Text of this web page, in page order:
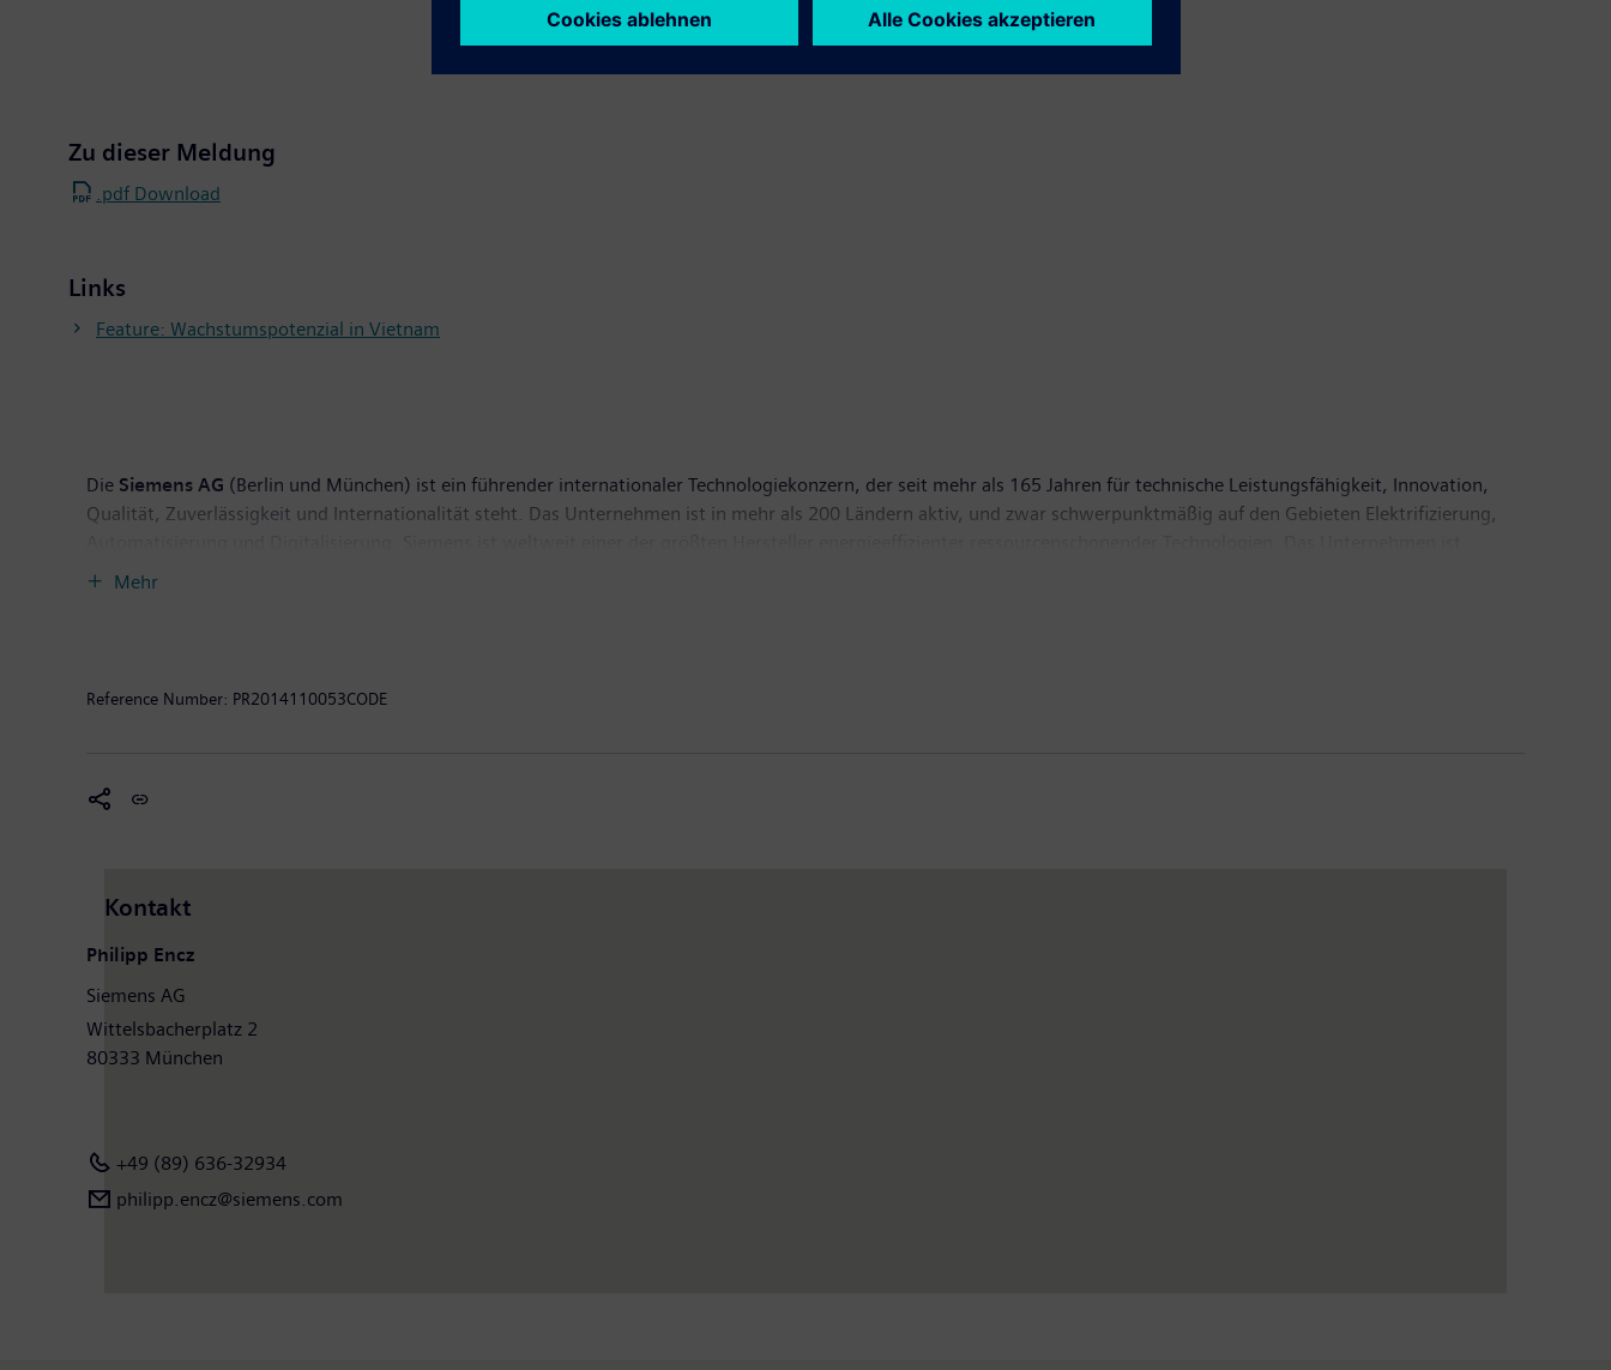
Zu dieser Meldung
.pdf Download
Links
Feature: Wachstumspotenzial in Vietnam
Die Siemens AG (Berlin und München) ist ein führender internationaler Technologiekonzern, der seit mehr als 165 Jahren für technische Leistungsfähigkeit, Innovation,
Qualität, Zuverlässigkeit und Internationalität steht. Das Unternehmen ist in mehr als 200 Ländern aktiv, und zwar schwerpunktmäßig auf den Gebieten Elektrifizierung,
Nummer eins im Offshore-W indanlagenbau, einer der führenden Anbieter von Gas- und Dampfturbinen für die Energieerzeugung sowie von Energieübertragungslösungen,
Mehr
Reference Number: PR2014110053CODE
Kontakt
Philipp Encz
Siemens AG
Wittelsbacherplatz 2
80333 München
+49 (89) 636-32934
philipp.encz@siemens.com